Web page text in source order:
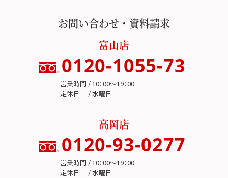
お問い合わせ・資料請求
富山店
0120-1055-73
営業時間 / 10：00～19：00
定休日 / 水曜日
高岡店
0120-93-0277
営業時間 / 10：00～19：00
定休日 / 水曜日